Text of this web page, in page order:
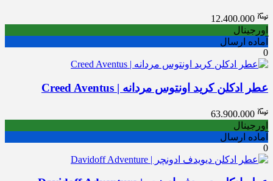
12.400.000
اورجینال
آماده ارسال
0
عطر ادکلن کرید اونتوس مردانه | Creed Aventus
63.900.000
اورجینال
آماده ارسال
0